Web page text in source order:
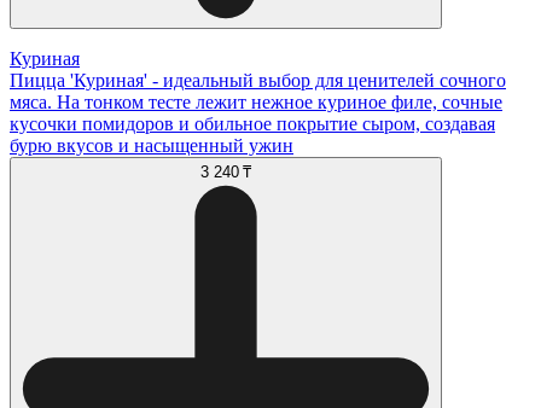
Куриная
Пицца 'Куриная' - идеальный выбор для ценителей сочного
мяса. На тонком тесте лежит нежное куриное филе, сочные
кусочки помидоров и обильное покрытие сыром, создавая
бурю вкусов и насыщенный ужин
3 240 ₸